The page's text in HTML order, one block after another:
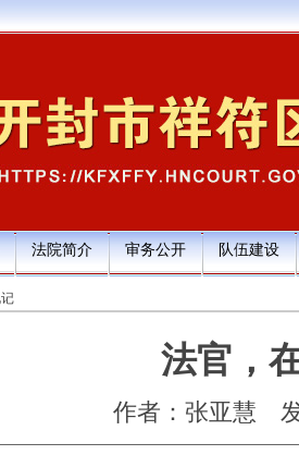
法院简介 审务公开 队伍建设
法官，
作者：张亚慧